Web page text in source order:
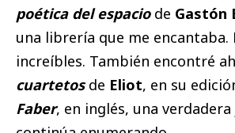
poética del espaciode Gastón
una librería que me encantaba.
increíbles. También encontré
cuartetosde Eliot, en su
Faber, en inglés, una